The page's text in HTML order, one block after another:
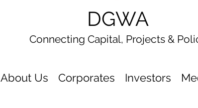
DGWA
Connecting Capital, Projects &
About Us Corporates Investors